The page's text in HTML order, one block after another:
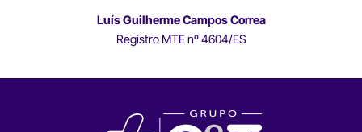
Luís Guilherme Campos Correa
Registro MTE nº 4604/ES